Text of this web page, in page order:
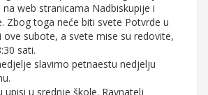
na web stranicama Nadbiskupije i
Zbog toga neće biti svete Potvrde u
ove subote, a svete mise su redovite,
sati.
slavimo petnaestu nedjelju
upisi u srednje škole. Ravnatelj